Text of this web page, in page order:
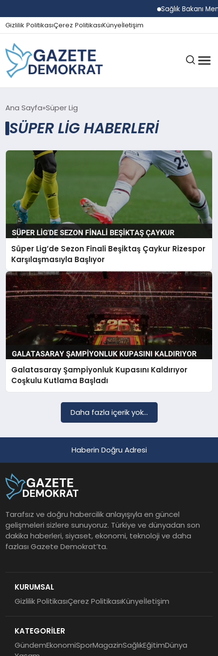
Sağlık Bakanı
Gizlilik PolitikasıÇerez PolitikasıKünyeİletişim
GÜNDEM
SPOR
MAGAZIN
SAĞLIK
EĞITIM
DÜNYA
YAŞAM
Ana Sayfa Süper Lig
SÜPER LIG HABERLERI
Süper Lig’de Sezon Finali Beşiktaş Çaykur Rizespor
Karşılaşmasıyla Başlıyor
Galatasaray Şampiyonluk Kupasını Kaldırıyor
Coşkulu Kutlama Başladı
Daha fazla içerik yok...
Haberin Doğru Adresi
Tarafsız ve doğru habercilik anlayışıyla en güncel
gelişmeleri sizlere sunuyoruz. Türkiye ve dünyadan son
dakika haberleri, siyaset, ekonomi, teknoloji ve daha
fazlası Gazete Demokrat’ta.
KURUMSAL
Gizlilik PolitikasıÇerez PolitikasıKünyeİletişim
KATEGORİLER
GündemEkonomiSporMagazinSağlıkEğitimDünya